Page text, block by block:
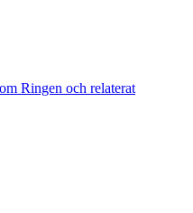
Ringen och relaterat